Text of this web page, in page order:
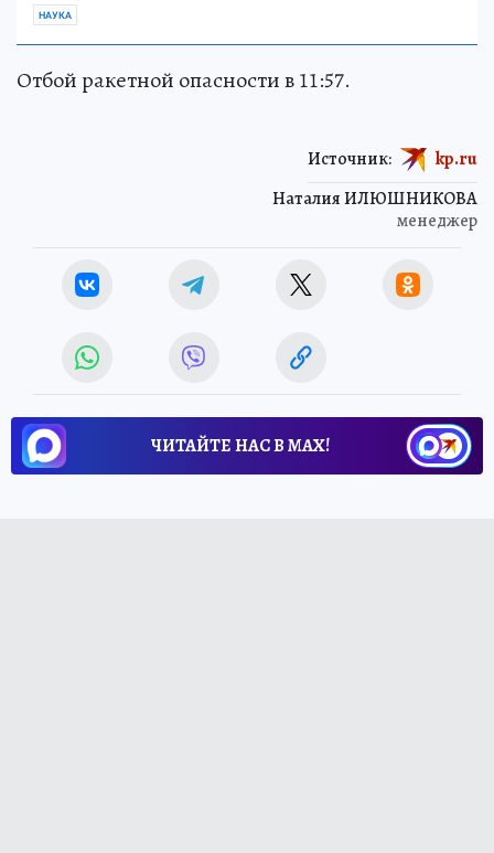
НАУКА
Отбой ракетной опасности в 11:57.
Наталия ИЛЮШНИКОВА
менеджер
Источник: kp.ru
ЧИТАЙТЕ НАС В МАХ!